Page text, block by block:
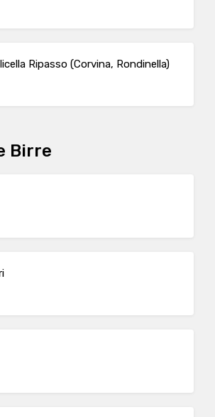
Ripasso (Corvina, Rondinella)
Birre